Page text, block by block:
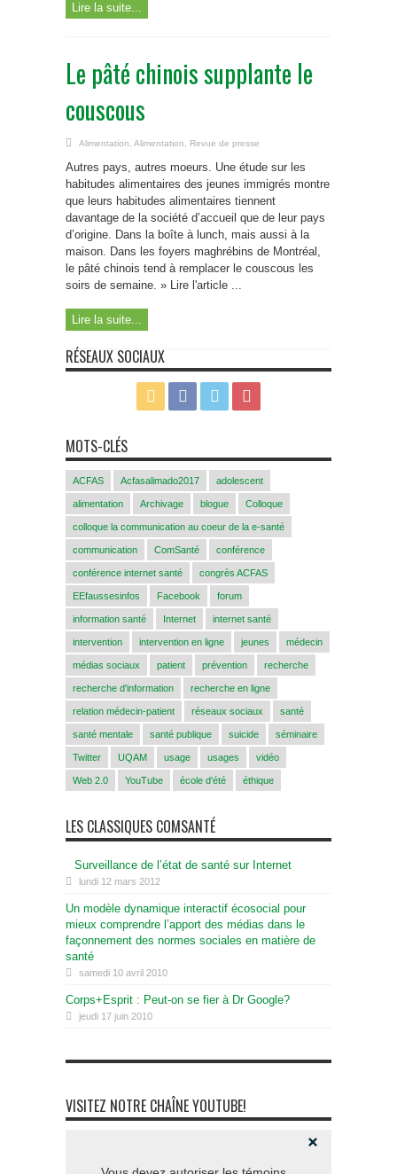
Lire la suite...
Le pâté chinois supplante le
couscous
Alimentation Alimentation Revue de presse
Autres pays, autres moeurs. Une étude sur les
habitudes alimentaires des jeunes immigrés montre
que leurs habitudes alimentaires tiennent
davantage de la société d’accueil que de leur pays
d’origine. Dans la boîte à lunch, mais aussi à la
maison. Dans les foyers maghrébins de Montréal,
le pâté chinois tend à remplacer le couscous les
soirs de semaine. » Lire l'article ...
Lire la suite...
RÉSEAUX SOCIAUX
MOTS-CLÉS
ACFAS Acfasalimado2017 adolescent
alimentation Archivage blogue Colloque
colloque la communication au coeur de la e-santé
communication ComSanté conférence
conférence internet santé congrès ACFAS
EEfaussesinfos Facebook forum
information santé Internet internet santé
intervention intervention en ligne jeunes médecin
médias sociaux patient prévention recherche
recherche d'information recherche en ligne
relation médecin-patient réseaux sociaux santé
santé mentale santé publique suicide séminaire
Twitter UQAM usage usages vidéo
Web 2.0 YouTube école d'été éthique
LES CLASSIQUES COMSANTÉ
Surveillance de l’état de santé sur Internet
lundi 12 mars 2012
Un modèle dynamique interactif écosocial pour
mieux comprendre l’apport des médias dans le
façonnement des normes sociales en matière de
santé
samedi 10 avril 2010
Corps+Esprit : Peut-on se fier à Dr Google?
jeudi 17 juin 2010
VISITEZ NOTRE CHAÎNE YOUTUBE!